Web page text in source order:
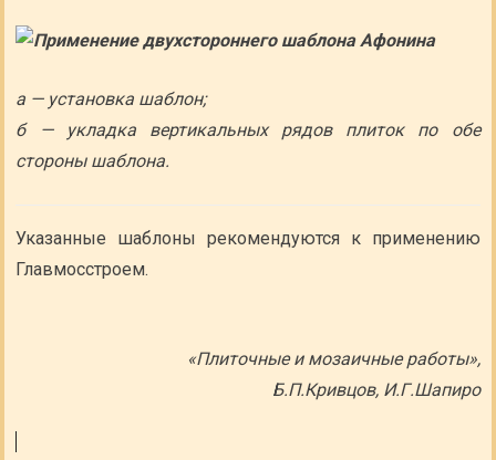
a — установка шаблон;
б — укладка вертикальных рядов плиток по обе
стороны шаблона.
Указанные шаблоны рекомендуются к применению
Главмосстроем.
«Плиточные и мозаичные работы»,
Б.П.Кривцов, И.Г.Шапиро